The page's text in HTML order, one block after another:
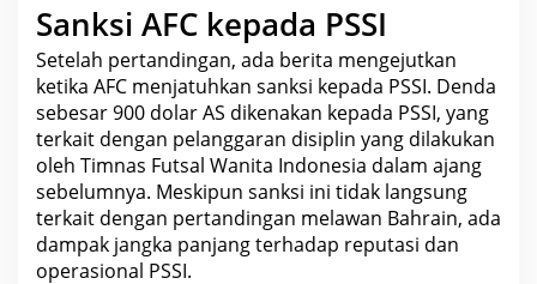
Sanksi AFC kepada PSSI
Setelah pertandingan, ada berita mengejutkan
ketika AFC menjatuhkan sanksi kepada PSSI. Denda
sebesar 900 dolar AS dikenakan kepada PSSI, yang
terkait dengan pelanggaran disiplin yang dilakukan
oleh Timnas Futsal Wanita Indonesia dalam ajang
sebelumnya. Meskipun sanksi ini tidak langsung
terkait dengan pertandingan melawan Bahrain, ada
dampak jangka panjangterhadap reputasi dan
operasional PSSI.